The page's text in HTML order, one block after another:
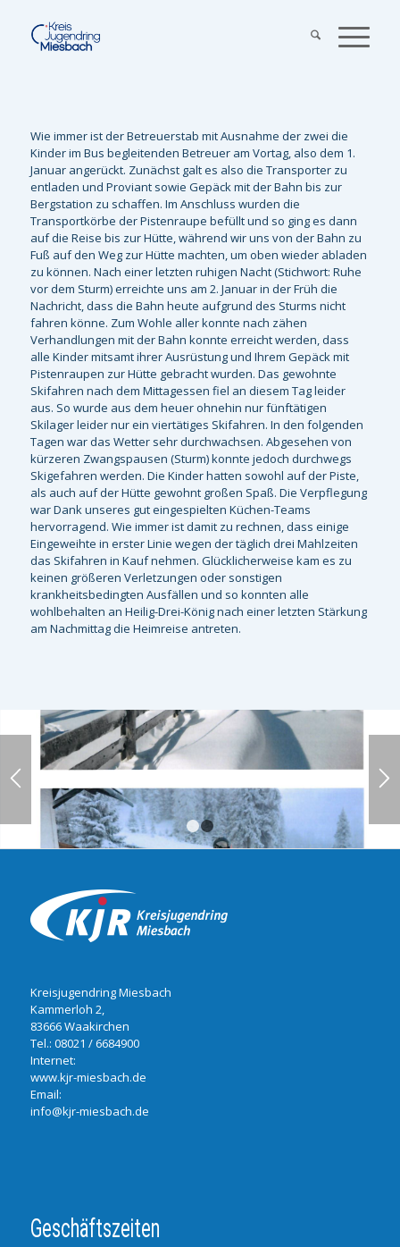
Wie immer ist der Betreuerstab mit Ausnahme der zwei die
Kinder im Bus begleitenden Betreuer am Vortag, also dem 1.
Januar angerückt. Zunächst galt es also die Transporter zu
entladen und Proviant sowie Gepäck mit der Bahn bis zur
Bergstation zu schaffen. Im Anschluss wurden die
Transportkörbe der Pistenraupe befüllt und so ging es dann
auf die Reise bis zur Hütte, während wir uns von der Bahn zu
Fuß auf den Weg zur Hütte machten, um oben wieder abladen
zu können. Nach einer letzten ruhigen Nacht (Stichwort: Ruhe
vor dem Sturm) erreichte uns am 2. Januar in der Früh die
Nachricht, dass die Bahn heute aufgrund des Sturms nicht
fahren könne. Zum Wohle aller konnte nach zähen
Verhandlungen mit der Bahn konnte erreicht werden, dass
alle Kinder mitsamt ihrer Ausrüstung und Ihrem Gepäck mit
Pistenraupen zur Hütte gebracht wurden. Das gewohnte
Skifahren nach dem Mittagessen fiel an diesem Tag leider
aus. So wurde aus dem heuer ohnehin nur fünftätigen
Skilager leider nur ein viertätiges Skifahren. In den folgenden
Tagen war das Wetter sehr durchwachsen. Abgesehen von
kürzeren Zwangspausen (Sturm) konnte jedoch durchwegs
Skigefahren werden. Die Kinder hatten sowohl auf der Piste,
als auch auf der Hütte gewohnt großen Spaß. Die Verpflegung
war Dank unseres gut eingespielten Küchen-Teams
hervorragend. Wie immer ist damit zu rechnen, dass einige
Eingeweihte in erster Linie wegen der täglich drei Mahlzeiten
das Skifahren in Kauf nehmen. Glücklicherweise kam es zu
keinen größeren Verletzungen oder sonstigen
krankheitsbedingten Ausfällen und so konnten alle
wohlbehalten an Heilig-Drei-König nach einer letzten Stärkung
am Nachmittag die Heimreise antreten.
1 2
Kreisjugendring Miesbach
Kammerloh 2,
83666 Waakirchen
Tel.: 08021 / 6684900
Internet:
www.kjr-miesbach.de
Email:
info@kjr-miesbach.de
Geschäftszeiten